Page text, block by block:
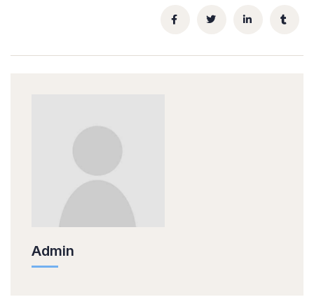
Admin